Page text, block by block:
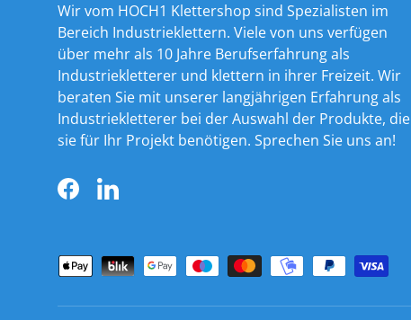
Wir vom HOCH1 Klettershop sind Spezialisten im
Bereich Industrieklettern. Viele von uns verfügen
über mehr als 10 Jahre Berufserfahrung als
Industriekletterer und klettern in ihrer Freizeit. Wir
beraten Sie mit unserer langjährigen Erfahrung als
Industriekletterer bei der Auswahl der Produkte, die
sie für Ihr Projekt benötigen. Sprechen Sie uns an!
FacebookLinkedIn
Zahlungsmethoden